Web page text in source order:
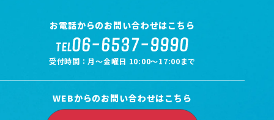
お電話からのお問い合わせはこちら
TEL06-6537-9990
受付時間：月～金曜日 10:00～17:00まで
WEBからのお問い合わせはこちら